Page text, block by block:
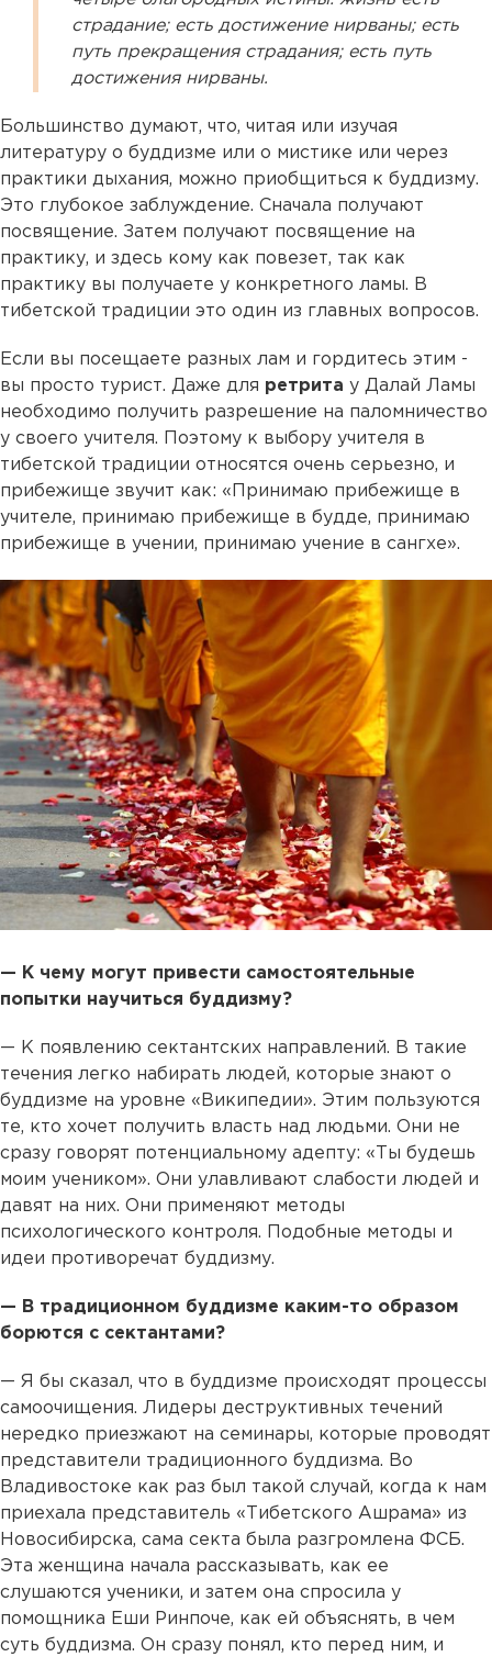
страдание; есть достижение нирваны; есть
путь прекращения страдания; есть путь
достижения нирваны.
Большинство думают, что, читая или изучая
литературу о буддизме или о мистике или через
практики дыхания, можно приобщиться к буддизму.
Это глубокое заблуждение. Сначала получают
посвящение. Затем получают посвящение на
практику, и здесь кому как повезет, так как
практику вы получаете у конкретного ламы. В
тибетской традиции это один из главных вопросов.
Если вы посещаете разных лам и гордитесь этим -
вы просто турист. Даже для ретрита у Далай Ламы
необходимо получить разрешение на паломничество
у своего учителя. Поэтому к выбору учителя в
тибетской традиции относятся очень серьезно, и
прибежище звучит как: «Принимаю прибежище в
учителе, принимаю прибежище в будде, принимаю
прибежище в учении, принимаю учение в сангхе».
— К чему могут привести самостоятельные
попытки научиться буддизму?
— К появлению сектантских направлений. В такие
течения легко набирать людей, которые знают о
буддизме на уровне «Википедии». Этим пользуются
те, кто хочет получить власть над людьми. Они не
сразу говорят потенциальному адепту: «Ты будешь
моим учеником». Они улавливают слабости людей и
давят на них. Они применяют методы
психологического контроля. Подобные методы и
идеи противоречат буддизму.
— В традиционном буддизме каким-то образом
борются с сектантами?
— Я бы сказал, что в буддизме происходят процессы
самоочищения. Лидеры деструктивных течений
нередко приезжают на семинары, которые проводят
представители традиционного буддизма. Во
Владивостоке как раз был такой случай, когда к нам
приехала представитель «Тибетского Ашрама» из
Новосибирска, сама секта была разгромлена ФСБ.
Эта женщина начала рассказывать, как ее
слушаются ученики, и затем она спросила у
помощника Еши Ринпоче, как ей объяснять, в чем
суть буддизма. Он сразу понял, кто перед ним, и